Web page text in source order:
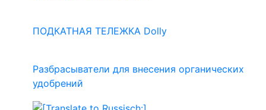
ПОДКАТНАЯ ТЕЛЕЖКА Dolly
Разбрасыватели для внесения органических
удобрений